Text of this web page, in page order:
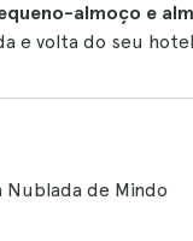
almoço e
e volta do seu
Nublada de Mindo